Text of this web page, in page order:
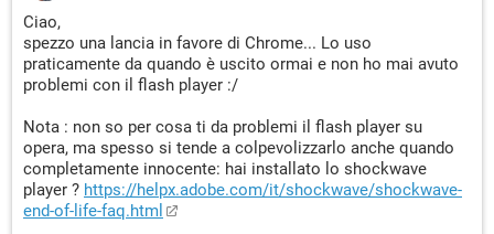
Ciao,
spezzo una lancia in favore di Chrome... Lo uso
praticamente da quando è uscito ormai e non ho mai avuto
problemi con il flash player :/
Nota : non so per cosa ti da problemi il flash player su
opera, ma spesso si tende a colpevolizzarlo anche quando
completamente innocente: hai installato lo shockwave
player ? https://helpx.adobe.com/it/shockwave/shockwave-
end-of-life-faq.html